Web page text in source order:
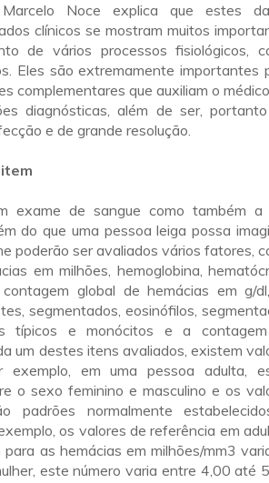
Noce explica que estes
clínicos se mostram muitos
de vários processos fisiológicos,
Eles são extremamente importantes
complementares que auxiliam o
diagnósticas, além de ser,
e de grande resolução.
exame de sangue como também a
do que uma pessoa leiga possa
poderão ser avaliados vários fatores,
em milhões, hemoglobina,
global de hemácias em g/
segmentados, eosinófilos,
típicos e monócitos e a
um destes itens avaliados, existem
exemplo, em uma pessoa adulta,
o sexo feminino e masculino e os
padrões normalmente
os valores de referência em
as hemácias em milhões/mm3
este número varia entre 4,00 até